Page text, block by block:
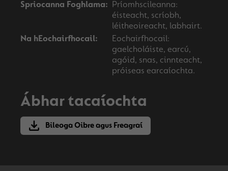
Spriocanna Foghlama: Príomhscileanna:
éisteacht, scríobh,
léitheoireacht, labhairt.
Na hEochairfhocail:
Eochairfhocail:
gaelcholáiste, earcú,
agóid, snas, cinnteacht,
próiseas earcaíochta.
Ábhar tacaíochta
Bileoga Oibre agus Freagraí